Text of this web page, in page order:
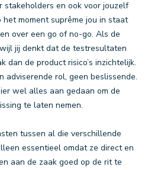
stakeholders en ook voor jouzelf
moment suprême jou in staat
over een go of no-go. Als de
jij denkt dat de testresultaten
dan de product risico’s inzichtelijk.
rol, geen beslissende.
wel alles aan gedaan om de
te laten nemen.
tussen al die verschillende
essentieel omdat ze direct en
aan de zaak goed op de rit te